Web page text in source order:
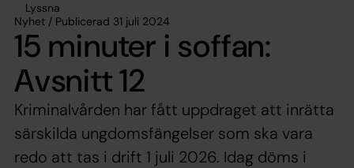
Lyssna
Nyhet / Publicerad 31 juli 2024
15 minuter i soffan:
Avsnitt 12
Kriminalvården har fått uppdraget att inrätta
särskilda ungdomsfängelser som ska vara
redo att tas i drift 1 juli 2026. Idag döms i